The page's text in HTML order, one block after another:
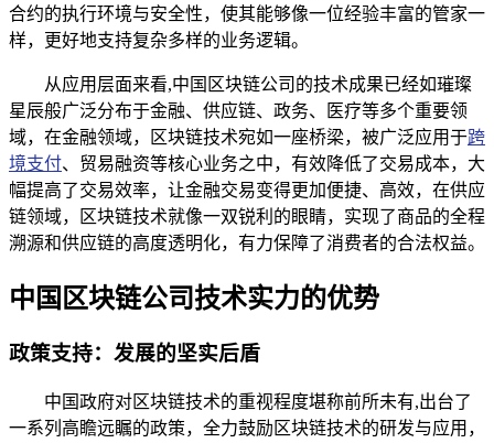
合约的执行环境与安全性，使其能够像一位经验丰富的管家一
样，更好地支持复杂多样的业务逻辑。
从应用层面来看,中国区块链公司的技术成果已经如璀璨
星辰般广泛分布于金融、供应链、政务、医疗等多个重要领
域，在金融领域，区块链技术宛如一座桥梁，被广泛应用于跨
境支付、贸易融资等核心业务之中，有效降低了交易成本，大
幅提高了交易效率，让金融交易变得更加便捷、高效，在供应
链领域，区块链技术就像一双锐利的眼睛，实现了商品的全程
溯源和供应链的高度透明化，有力保障了消费者的合法权益。
中国区块链公司技术实力的优势
政策支持：发展的坚实后盾
中国政府对区块链技术的重视程度堪称前所未有,出台了
一系列高瞻远瞩的政策，全力鼓励区块链技术的研发与应用，